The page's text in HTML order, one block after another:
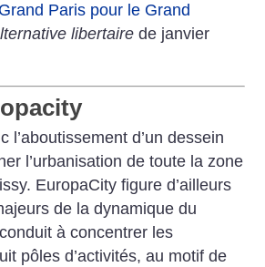
Paris pour le Grand
libertaire de janvier
l’aboutissement d’un dessein
l’urbanisation de toute la zone
EuropaCity figure d’ailleurs
de la dynamique du
à concentrer les
pôles d’activités, au motif de